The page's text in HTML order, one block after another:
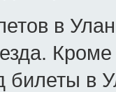
в
билеты в